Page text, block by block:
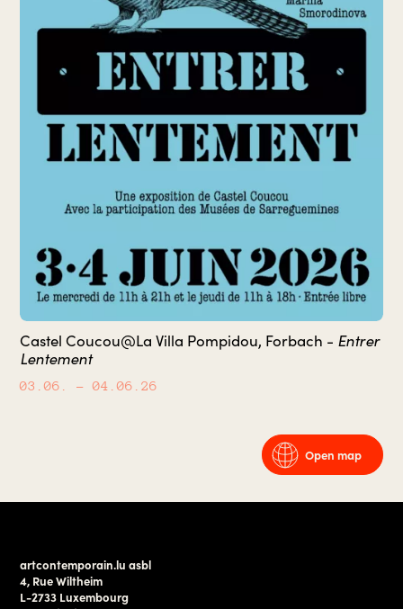
Castel Coucou@La Villa Pompidou, Forbach - Entrer
Lentement
03.06. – 04.06.26
Open map
artcontemporain.lu asbl
4, Rue Wiltheim
L-2733 Luxembourg